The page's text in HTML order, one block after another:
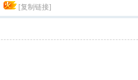
索[复制链接]